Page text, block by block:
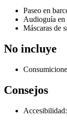
Paseo en
Audioguía en
Máscaras de
No incluye
Consejos